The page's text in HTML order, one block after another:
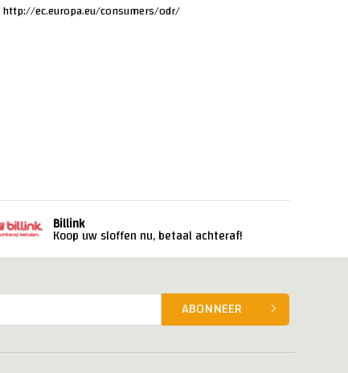
http://ec.europa.eu/consumers/odr/
Billink
Koop uw sloffen nu, betaal achteraf!
ABONNEER